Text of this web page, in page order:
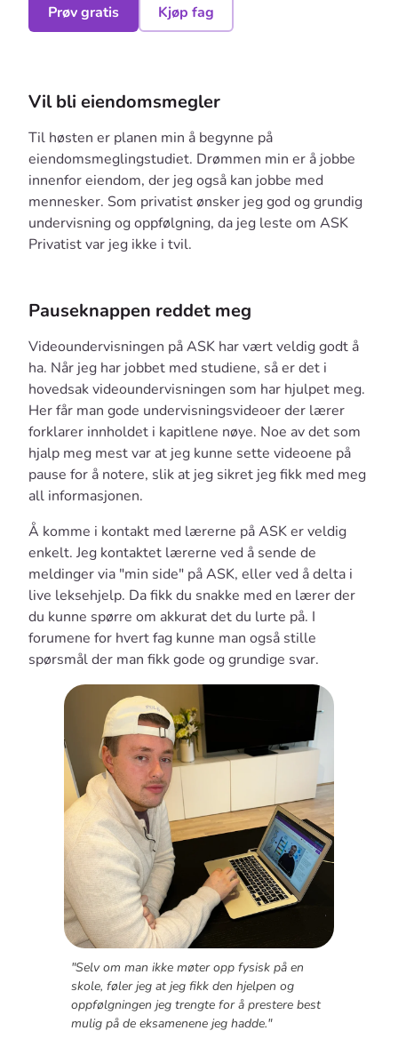
Prøv gratis Kjøp fag
Vil bli eiendomsmegler
Til høsten er planen min å begynne på
eiendomsmeglingstudiet. Drømmen min er å jobbe
innenfor eiendom, der jeg også kan jobbe med
mennesker. Som privatist ønsker jeg god og grundig
undervisning og oppfølgning, da jeg leste om ASK
Privatist var jeg ikke i tvil.
Pauseknappen reddet meg
Videoundervisningen på ASK har vært veldig godt å
ha. Når jeg har jobbet med studiene, så er det i
hovedsak videoundervisningen som har hjulpet meg.
Her får man gode undervisningsvideoer der lærer
forklarer innholdet i kapitlene nøye. Noe av det som
hjalp meg mest var at jeg kunne sette videoene på
pause for å notere, slik at jeg sikret jeg fikk med meg
all informasjonen.
Å komme i kontakt med lærerne på ASK er veldig
enkelt. Jeg kontaktet lærerne ved å sende de
meldinger via "min side" på ASK, eller ved å delta i
live leksehjelp. Da fikk du snakke med en lærer der
du kunne spørre om akkurat det du lurte på. I
forumene for hvert fag kunne man også stille
spørsmål der man fikk gode og grundige svar.
"Selv om man ikke møter opp fysisk på en
skole, føler jeg at jeg fikk den hjelpen og
oppfølgningen jeg trengte for å prestere best
mulig på de eksamenene jeg hadde."